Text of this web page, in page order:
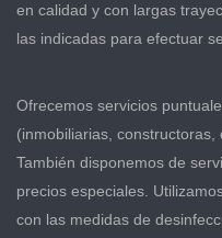
en calidad y con largas
las indicadas para efectuar
Ofrecemos servicios
(inmobiliarias,
También disponemos de
precios especiales.
con las medidas de